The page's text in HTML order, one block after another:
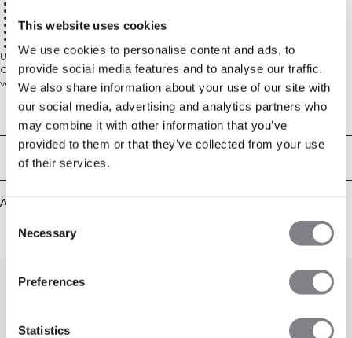
This website uses cookies
We use cookies to personalise content and ads, to
provide social media features and to analyse our traffic.
We also share information about your use of our site with
our social media, advertising and analytics partners who
may combine it with other information that you’ve
provided to them or that they’ve collected from your use
of their services.
Selection
Necessary
Preferences
Statistics
ICIW-Logo vorne
Atmungsaktiv
Leichte Stützkraft
Unsere Classic-Serie hat ein zeitloses Design und bietet dir tolle Basics für dein
Outfit. Das neue Material, das für alle Classic Tights, Shorts und Sport-BHs
verwendet wird, ist anschmiegsam und weich. Es stützt, ohne einzuengen.
Die Classic-Kollektion kannst du bei jedem Training tragen. Dieser Sport-BH
verfügt über Vierwege-Stretchmaterial für 360° Beweglichkeit,
SWEATTECH™ Technologie, ist atmungsaktiv und hat gekreuzte Träger am
Rücken. Er bietet leichte Stützkraft und ist mit dem ICIW-Logo vorne
versehen. 77% Polyester, 23% Elastan.
Technical Aspects
Lieferung & Rückgabe
Ähnliche Produkte